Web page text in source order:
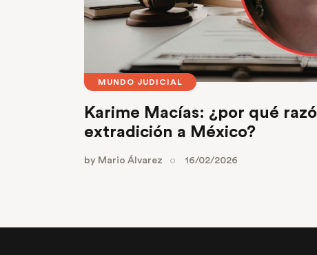
MUNDO JUDICIAL
Karime Macías: ¿por qué
extradición a México?
by Mario Álvarez 16/02/2026